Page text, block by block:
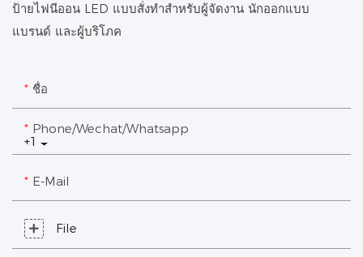
ป้ายไฟนีออน LED แบบสั่งทำสำหรับผู้จัดงาน นักออกแบบ
แบรนด์ และผู้บริโภค
ชื่อ
+1
Phone/Wechat/Whatsapp
E-Mail
File